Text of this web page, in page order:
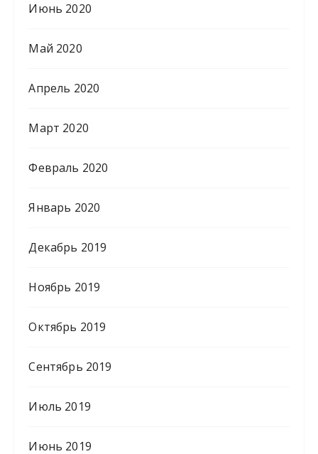
Июнь 2020
Май 2020
Апрель 2020
Март 2020
Февраль 2020
Январь 2020
Декабрь 2019
Ноябрь 2019
Октябрь 2019
Сентябрь 2019
Июль 2019
Июнь 2019